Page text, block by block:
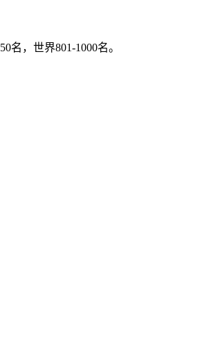
，世界801-1000名。